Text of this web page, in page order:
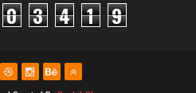
0 3 4 1 9